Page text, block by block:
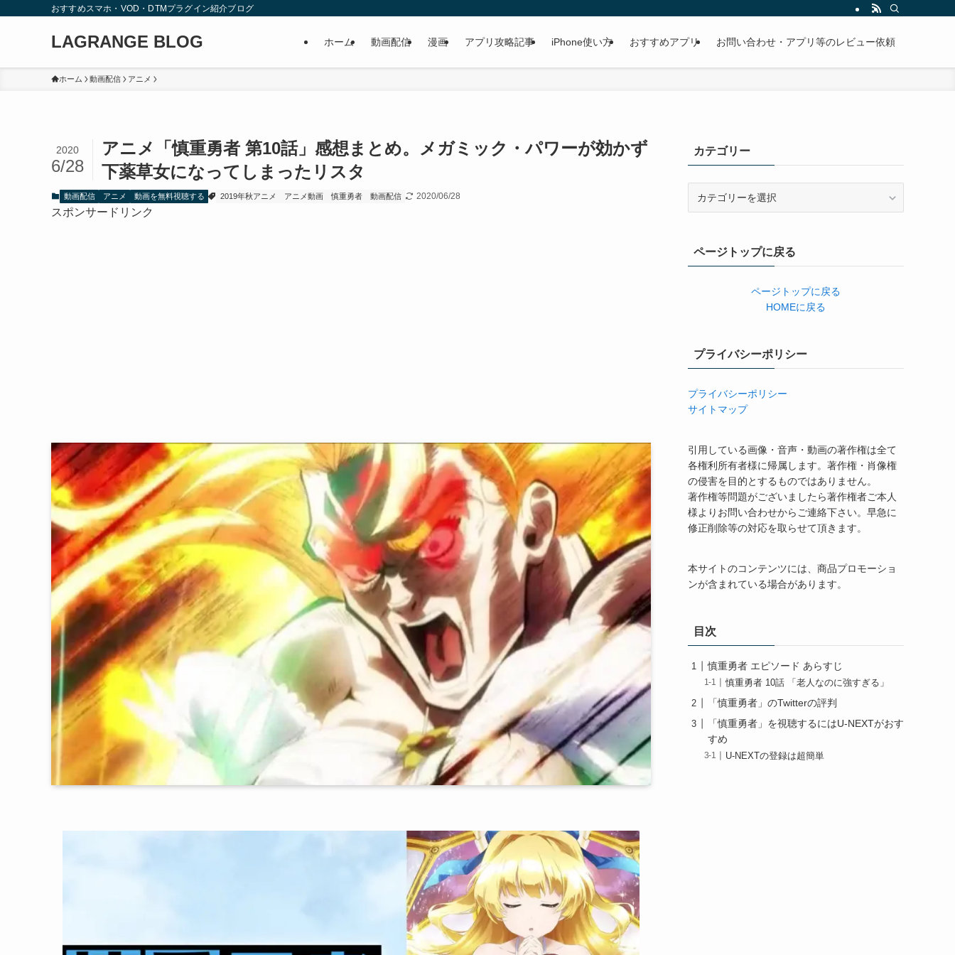
おすすめスマホ・VOD・DTMプラグイン紹介ブログ
LAGRANGE BLOG ホーム 動画配信 漫画 アプリ攻略記事 iPhone使い方 おすすめアプリ お問い合わせ・アプリ等のレビュー依頼
ホーム 動画配信 アニメ
アニメ「慎重勇者 第10話」感想まとめ。メガミック・パワーが効かず
下薬草女になってしまったリスタ
2020
6/28
動画配信 アニメ 動画を無料視聴する 2019年秋アニメ アニメ動画 慎重勇者 動画配信 2020/06/28
スポンサードリンク
カテゴリー
ーページトップに戻る
ページトップに戻る
HOMEに戻る
プライバシーポリシー
プライバシーポリシー
サイトマップ
引用している画像・音声・動画の著作権は全て
各権利所有者様に帰属します。著作権・肖像権
の侵害を目的とするものではありません。
著作権等問題がございましたら著作権者ご本人
様よりお問い合わせからご連絡下さい。早急に
修正削除等の対応を取らせて頂きます。
本サイトのコンテンツには、商品プロモーショ
ンが含まれている場合があります。
目次
慎重勇者 エピソード あらすじ
慎重勇者 10話 「老人なのに強すぎる」
「慎重勇者」のTwitterの評判
「慎重勇者」を視聴するにはU-NEXTがおす
すめ
U-NEXTの登録は超簡単